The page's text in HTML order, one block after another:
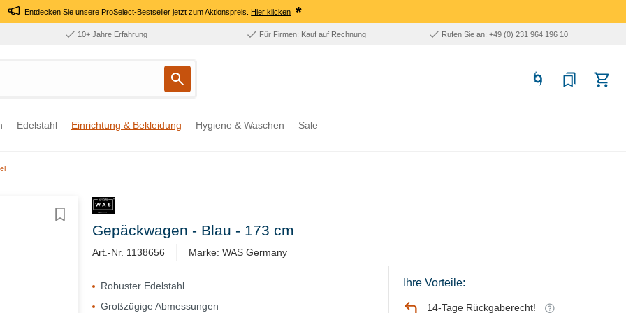
Entdecken Sie unsere ProSelect-Bestseller jetzt zum Aktionspreis.Hier klicken *
10+ Jahre Erfahrung Für Firmen: Kauf auf Rechnung Rufen Sie an: +49 (0) 231 964 196 10
Edelstahl Einrichtung & Bekleidung Hygiene & Waschen Sale
Gepäckwagen - Blau - 173 cm
Art.-Nr. 1138656 Marke: WAS Germany
Robuster Edelstahl
Großzügige Abmessungen
Ihre Vorteile:
14-Tage Rückgaberecht!